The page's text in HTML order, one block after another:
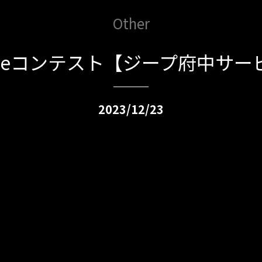
Other
コンテスト【ジープ府中サー
2023/12/23